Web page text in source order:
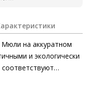
Мюли на аккуратном
и экологически
мягкой кожи
образы. Благодаря